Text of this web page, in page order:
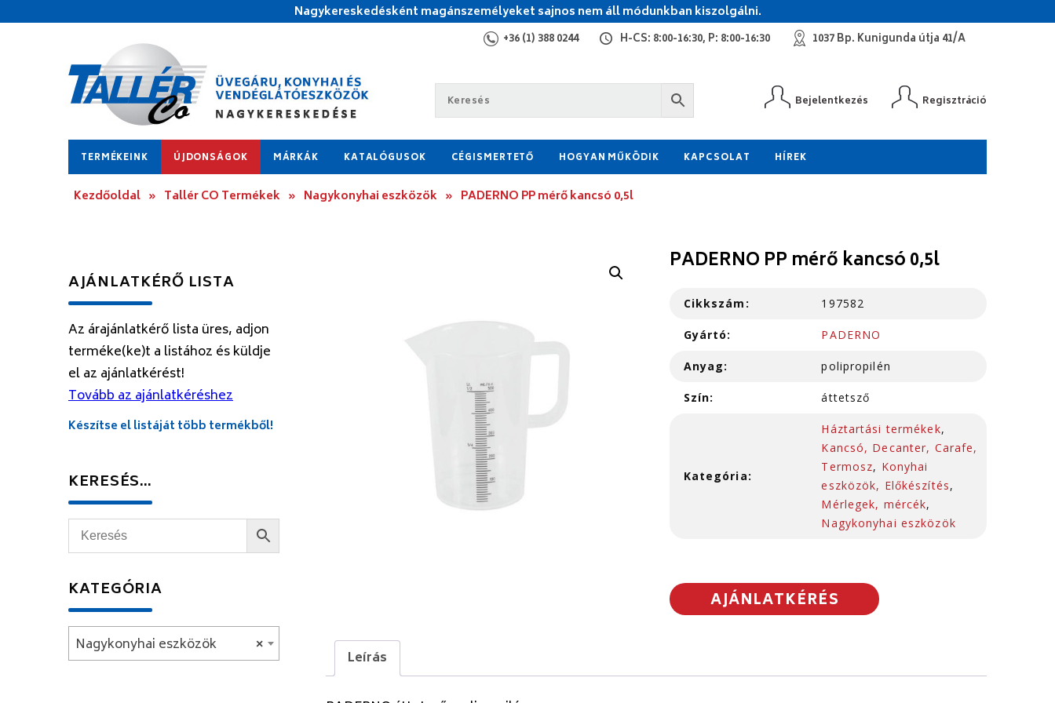
Nagykereskedésként magánszemélyeket sajnos nem áll módunkban kiszolgálni.
+36 (1) 388 0244 H-CS: 8:00-16:30, P: 8:00-16:30 1037 Bp. Kunigunda útja 41/A
Bejelentkezés Regisztráció
TERMÉKEINK ÚJDONSÁGOK MÁRKÁK KATALÓGUSOK CÉGISMERTETŐ HOGYAN MŰKÖDIK KAPCSOLAT HÍREK
Kezdőoldal » Tallér CO Termékek » Nagykonyhai eszközök » PADERNO PP mérő kancsó 0,5l
PADERNO PP mérő kancsó 0,5l
Cikkszám: 197582
Gyártó: PADERNO
Anyag: polipropilén
Szín: áttetsző
Kategória:
Háztartási termékek,
Kancsó, Decanter, Carafe,
Termosz, Konyhai
eszközök, Előkészítés,
Mérlegek, mércék,
Nagykonyhai eszközök
AJÁNLATKÉRÉS
Leírás
AJÁNLATKÉRŐ LISTA
Az árajánlatkérő lista üres, adjon
terméke(ke)t a listához és küldje
el az ajánlatkérést!
Tovább az ajánlatkéréshez
Készítse el listáját több termékből!
KERESÉS…
KATEGÓRIA
×
Nagykonyhai eszközök